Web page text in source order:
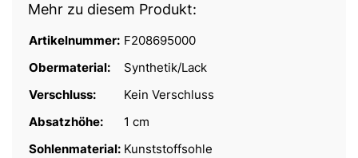
Mehr zu diesem Produkt:
Artikelnummer: F208695000
Obermaterial:
Synthetik/Lack
Verschluss:
Kein Verschluss
Absatzhöhe:
1 cm
Sohlenmaterial: Kunststoffsohle